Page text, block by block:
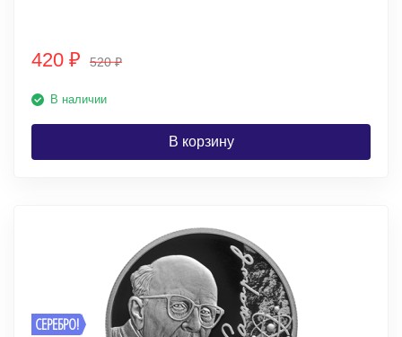
420 ₽ 520₽
В наличии
В корзину
СЕРЕБРО!